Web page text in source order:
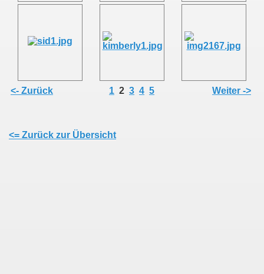
<- Zurück 1 2 3 4 5 Weiter ->
<= Zurück zur Übersicht